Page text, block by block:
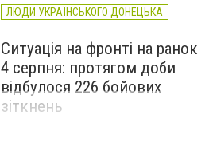
ЛЮДИ УКРАЇНСЬКОГО ДОНЕЦЬКА
Ситуація на фронті на ранок
4 серпня: протягом доби
відбулося 226 бойових
зіткнень